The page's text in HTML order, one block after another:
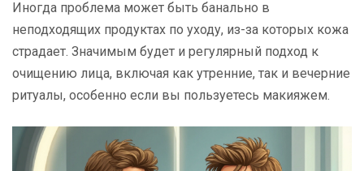
Иногда проблема может быть банально в
неподходящих продуктах по уходу, из-за которых кожа
страдает. Значимым будет и регулярный подход к
очищению лица, включая как утренние, так и вечерние
ритуалы, особенно если вы пользуетесь макияжем.